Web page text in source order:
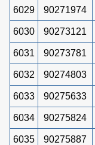
6029 90271974
6030 90273121
6031 90273781
6032 90274803
6033 90275633
6034 90275824
6035 90275887